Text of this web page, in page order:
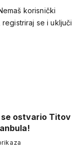
korisnički
se i uključi
se ostvario Titov